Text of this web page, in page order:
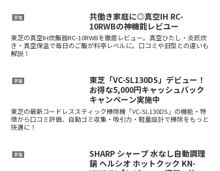
家電
共働き家庭に◎真空IH RC-
10RWBの神機能レビユー
東芝の真空IH炊飯器RC-10RWBを徹底レビュー。真空ひたし・炎匠炊
き・真空保温で毎日のご飯が料亭レベルに。口コミや旧型との違いも
解説！
家電
東芝「VC-SL130DS」デビュー！
お得な5,000円キャッシュバック
キャンペーン実施中
東芝の最新コードレススティック掃除機「VC-SL130DS」の機能・特
徴から口コミ評価、自動ゴミ収集・吸引力・軽量設計で掃除をもっと
快適に！
家電
SHARP シャープ 水なし自動調理
鍋 ヘルシオ ホットクック KN-